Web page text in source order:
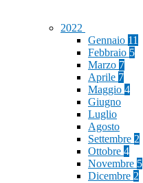
2022
Gennaio 11
Febbraio 5
Marzo 7
Aprile 7
Maggio 4
Giugno
Luglio
Agosto
Settembre 2
Ottobre 4
Novembre 5
Dicembre 2